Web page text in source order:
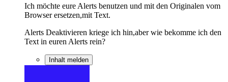
Ich möchte eure Alerts benutzen und mit den Originalen vom
Browser ersetzen,mit Text.
Alerts Deaktivieren kriege ich hin,aber wie bekomme ich den
Text in euren Alerts rein?
Inhalt melden